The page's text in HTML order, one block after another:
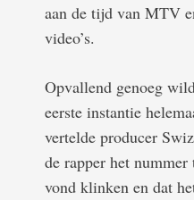
aan de tijd van MTV
video’s.
Opvallend genoeg
eerste instantie
vertelde producer
de rapper het
vond klinken en dat